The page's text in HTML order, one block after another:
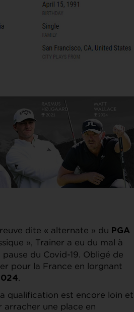
dite « alternate » du PGA
», Trainer a eu du mal à
du Covid-19. Obligé de
pour la France en lorgnant
.
qualification est encore loin et
une place en